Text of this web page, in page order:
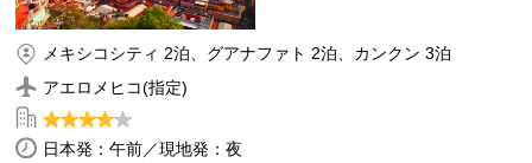
メキシコシティ 2泊、グアナファト 2泊、カンクン 3泊
アエロメヒコ(指定)
日本発：午前／現地発：夜